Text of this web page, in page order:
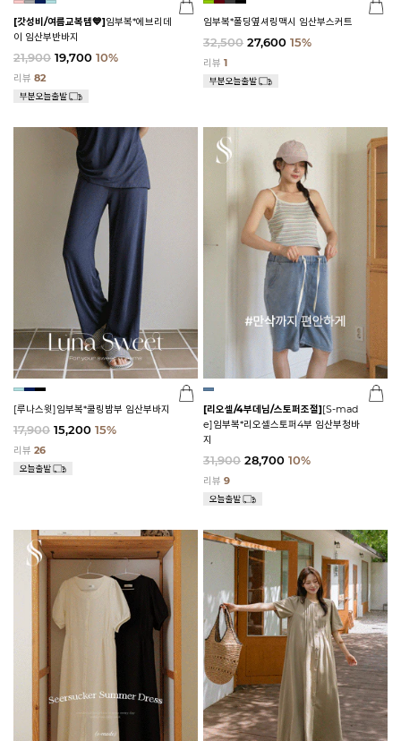
[갓성비/여름교복템💙]임부복*에브리데
이 임산부반바지
21,900 19,700 10%
리뷰 82
임부복*폴딩옆셔링맥시 임산부스커트
32,500 27,600 15%
리뷰 1
[루나스윗]임부복*쿨링밤부 임산부바지
17,900 15,200 15%
리뷰 26
[리오셀/4부데님/스토퍼조절][S-mad
e]임부복*리오셀스토퍼4부 임산부청바
지
31,900 28,700 10%
리뷰 9